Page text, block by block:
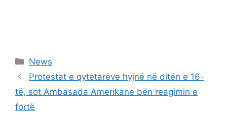
Categories
News
Protestat e qytetarëve hyjnë në ditën e 16-
të, sot Ambasada Amerikane bën reagimin e
fortë